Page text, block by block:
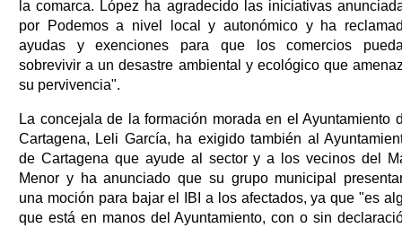
la comarca. López ha agradecido las iniciativas
por Podemos a nivel local y autonómico y ha
ayudas y exenciones para que los comercios
sobrevivir a un desastre ambiental y ecológico que
su pervivencia".
La concejala de la formación morada en el Ayuntamiento
Cartagena, Leli García, ha exigido también al
de Cartagena que ayude al sector y a los vecinos del
Menor y ha anunciado que su grupo municipal
una moción para bajar el IBI a los afectados, ya que "es
que está en manos del Ayuntamiento, con o sin